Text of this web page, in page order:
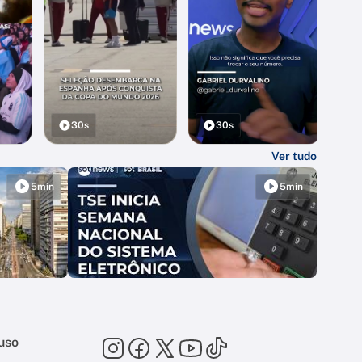
30s 30s
Ver tudo
5min 5min